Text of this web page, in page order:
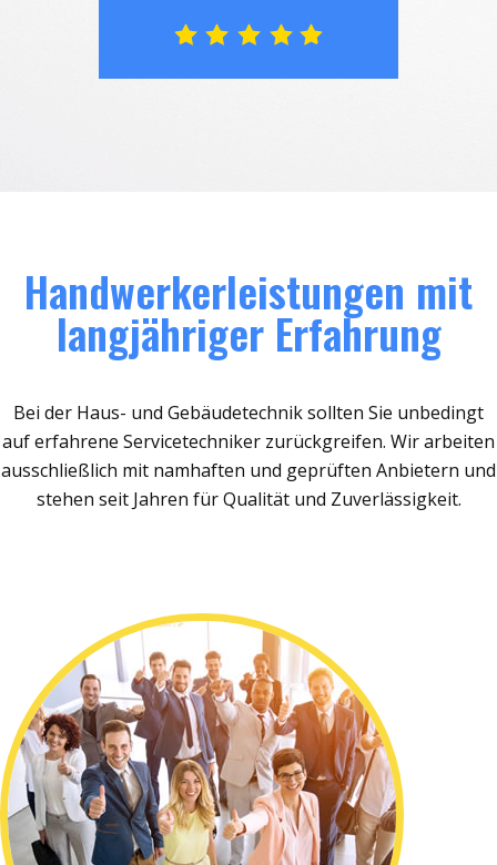
Handwerkerleistungen mit
langjähriger Erfahrung
Bei der Haus- und Gebäudetechnik sollten Sie unbedingt
auf erfahrene Servicetechniker zurückgreifen. Wir arbeiten
ausschließlich mit namhaften und geprüften Anbietern und
stehen seit Jahren für Qualität und Zuverlässigkeit.